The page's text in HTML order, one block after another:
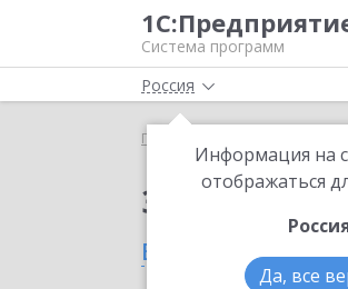
Система программ
Россия
Информация на
отображаться
Да, все
Главная
Заказать
в Курске